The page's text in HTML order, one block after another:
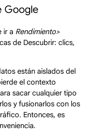
Google
ir a Rendimiento>
de Descubrir: clics,
están aislados del
el contexto
sacar cualquier tipo
y fusionarlos con los
Entonces, es